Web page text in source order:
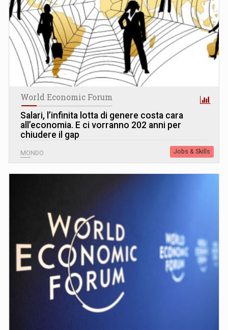
World Economic Forum
Salari, l’infinita lotta di genere costa cara
all’economia. E ci vorranno 202 anni per
chiudere il gap
MONDO Jobs & Skills